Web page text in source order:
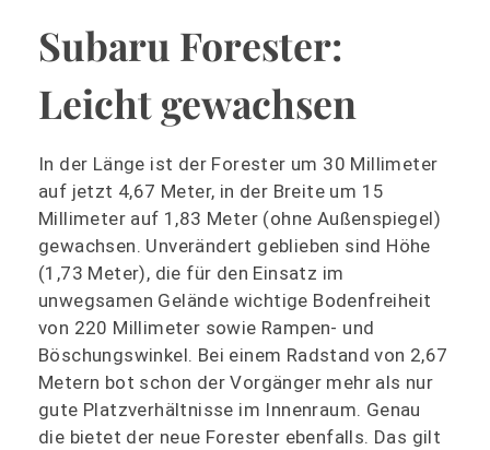
Subaru Forester:
Leicht gewachsen
In der Länge ist der Forester um 30 Millimeter
auf jetzt 4,67 Meter, in der Breite um 15
Millimeter auf 1,83 Meter (ohne Außenspiegel)
gewachsen. Unverändert geblieben sind Höhe
(1,73 Meter), die für den Einsatz im
unwegsamen Gelände wichtige Bodenfreiheit
von 220 Millimeter sowie Rampen- und
Böschungswinkel. Bei einem Radstand von 2,67
Metern bot schon der Vorgänger mehr als nur
gute Platzverhältnisse im Innenraum. Genau
die bietet der neue Forester ebenfalls. Das gilt